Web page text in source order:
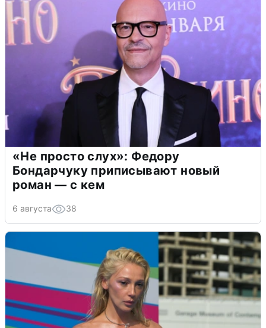
«Не просто слух»: Федору
Бондарчуку приписывают новый
роман — с кем
6 августа 38